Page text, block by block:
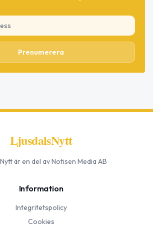
Prenumerera
LjusdalsNytt
är en del av Notisen Media AB
Information
Integritetspolicy
Cookies